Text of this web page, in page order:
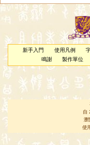
新手入門 使用凡例
鳴謝
製作單位
自
瀏
使